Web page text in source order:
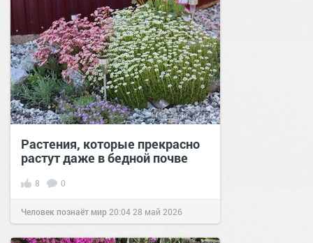
Растения, которые прекрасно
растут даже в бедной почве
8 0
Человек познаёт мир20:0428 май 2026